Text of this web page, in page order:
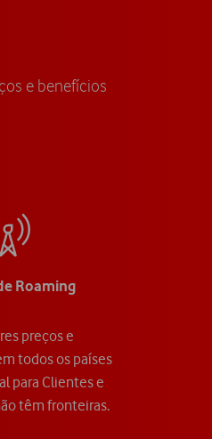
e benefícios
Roaming
preços e
todos os países
para Clientes e
têm fronteiras.